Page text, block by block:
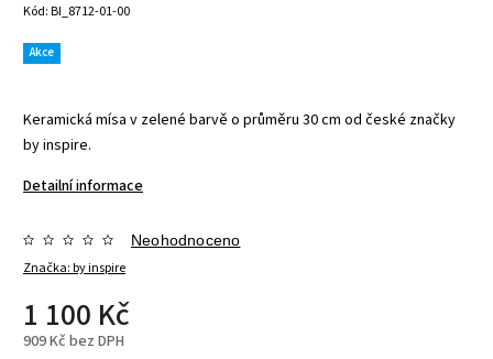
Kód:BI_8712-01-00
Akce
Keramická mísa v zelené barvě o průměru 30 cm od české značky
by inspire.
Detailní informace
Značka:by inspire
Neohodnoceno
1 100 Kč
909 Kč bez DPH